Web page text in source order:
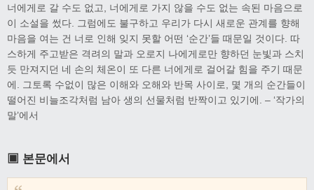
너에게로 갈 수도 없고, 너에게로 가지 않을 수도 없는 속된 마음으로
이 소설을 썼다. 그럼에도 불구하고 우리가 다시 새로운 관계를 향해
마음을 여는 건 너로 인해 잊지 못할 어떤 ‘순간’들 때문일 것이다. 따
스하게 주고받은 격려의 말과 오로지 나에게로만 향하던 눈빛과 스치
듯 만져지던 네 손의 체온이 또 다른 너에게로 걸어갈 힘을 주기 때문
에. 그토록 수없이 많은 이해와 오해와 반목 사이로, 몇 개의 순간들이
떨어진 비늘조각처럼 남아 생의 선물처럼 반짝이고 있기에. – ‘작가의
말’에서
▣ 본문에서